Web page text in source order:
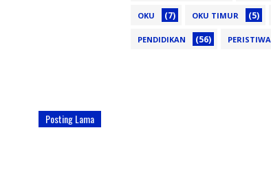
Posting Lama
OKU (7) OKU TIMUR (5)
PENDIDIKAN (56) PERISTIWA